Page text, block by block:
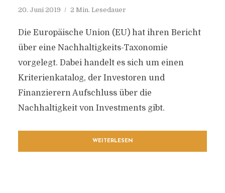
20. Juni 2019 2 Min. Lesedauer
Die Europäische Union (EU) hat ihren Bericht
über eine Nachhaltigkeits-Taxonomie
vorgelegt. Dabei handelt es sich um einen
Kriterienkatalog, der Investoren und
Finanzierern Aufschluss über die
Nachhaltigkeit von Investments gibt.
WEITERLESEN